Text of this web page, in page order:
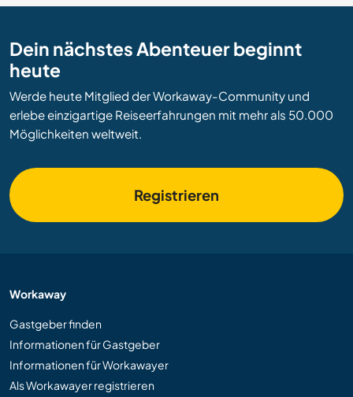
Dein nächstes Abenteuer beginnt
heute
Werde heute Mitglied der Workaway-Community und
erlebe einzigartige Reiseerfahrungen mit mehr als 50.000
Möglichkeiten weltweit.
Registrieren
Workaway
Gastgeber finden
Informationen für Gastgeber
Informationen für Workawayer
Als Workawayer registrieren